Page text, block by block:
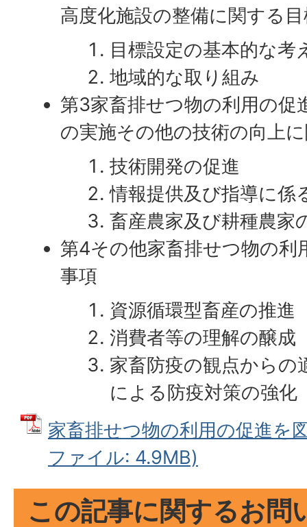
高度化施設の整備に関する
目標設定の基本的な考
地域的な取り組み
第3家畜排せつ物の利用の促
の実施その他の技術の向上
技術開発の促進
情報提供及び指導に係
畜産農家及び耕種農家
第4その他家畜排せつ物の利
事項
資源循環型畜産の推進
消費者等の理解の醸成
家畜防疫の観点からの
による防疫対策の強化
家畜排せつ物の利用の促進を
ファイル: 4.9MB)
この記事に関するお問